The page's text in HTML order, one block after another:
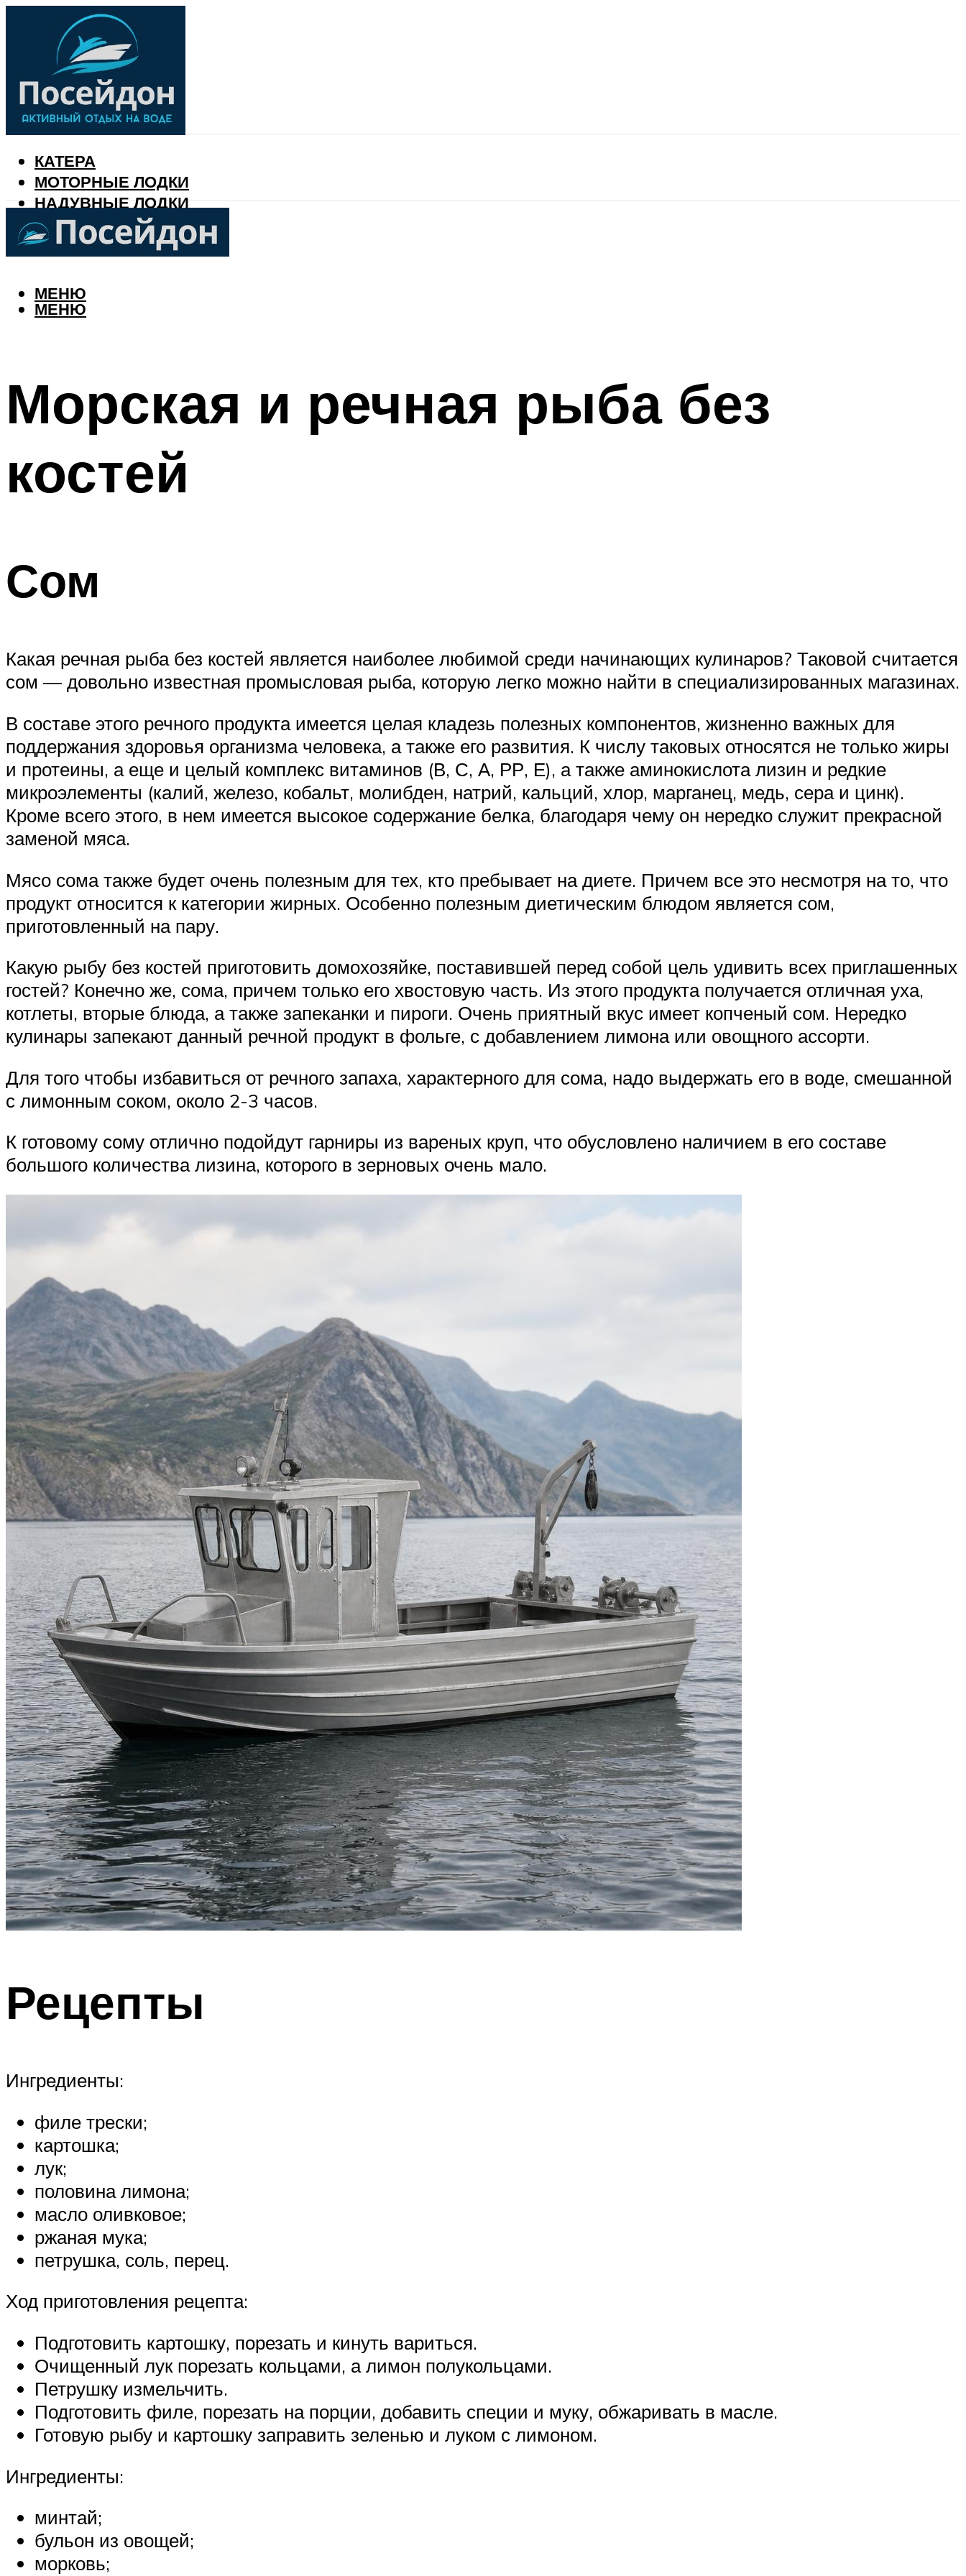
КАТЕРА
МОТОРНЫЕ ЛОДКИ
НАДУВНЫЕ ЛОДКИ
РЫБАЛКА
КАЛЕНДАРЬ РЫБАКА
МЕНЮ
МЕНЮ
Морская и речная рыба без
костей
Сом
Какая речная рыба без костей является наиболее любимой среди начинающих кулинаров? Таковой считается
сом — довольно известная промысловая рыба, которую легко можно найти в специализированных магазинах.
В составе этого речного продукта имеется целая кладезь полезных компонентов, жизненно важных для
поддержания здоровья организма человека, а также его развития. К числу таковых относятся не только жиры
и протеины, а еще и целый комплекс витаминов (В, С, А, РР, Е), а также аминокислота лизин и редкие
микроэлементы (калий, железо, кобальт, молибден, натрий, кальций, хлор, марганец, медь, сера и цинк).
Кроме всего этого, в нем имеется высокое содержание белка, благодаря чему он нередко служит прекрасной
заменой мяса.
Мясо сома также будет очень полезным для тех, кто пребывает на диете. Причем все это несмотря на то, что
продукт относится к категории жирных. Особенно полезным диетическим блюдом является сом,
приготовленный на пару.
Какую рыбу без костей приготовить домохозяйке, поставившей перед собой цель удивить всех приглашенных
гостей? Конечно же, сома, причем только его хвостовую часть. Из этого продукта получается отличная уха,
котлеты, вторые блюда, а также запеканки и пироги. Очень приятный вкус имеет копченый сом. Нередко
кулинары запекают данный речной продукт в фольге, с добавлением лимона или овощного ассорти.
Для того чтобы избавиться от речного запаха, характерного для сома, надо выдержать его в воде, смешанной
с лимонным соком, около 2-3 часов.
К готовому сому отлично подойдут гарниры из вареных круп, что обусловлено наличием в его составе
большого количества лизина, которого в зерновых очень мало.
Рецепты
Ингредиенты:
филе трески;
картошка;
лук;
половина лимона;
масло оливковое;
ржаная мука;
петрушка, соль, перец.
Ход приготовления рецепта:
Подготовить картошку, порезать и кинуть вариться.
Очищенный лук порезать кольцами, а лимон полукольцами.
Петрушку измельчить.
Подготовить филе, порезать на порции, добавить специи и муку, обжаривать в масле.
Готовую рыбу и картошку заправить зеленью и луком с лимоном.
Ингредиенты:
минтай;
бульон из овощей;
морковь;